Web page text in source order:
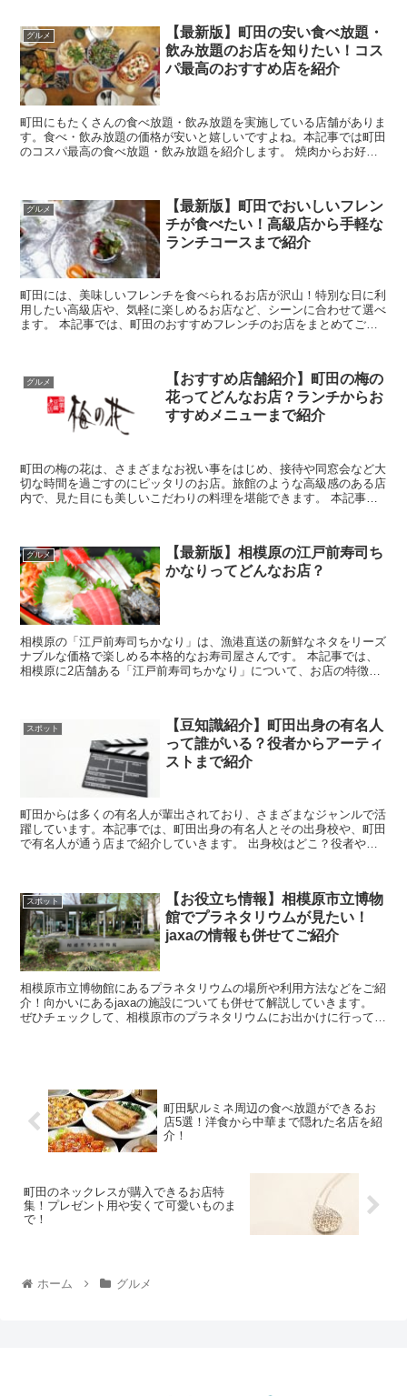
グルメ
【最新版】町田の安い食べ放題・
飲み放題のお店を知りたい！コス
パ最高のおすすめ店を紹介
町田にもたくさんの食べ放題・飲み放題を実施している店舗がありま
す。食べ・飲み放題の価格が安いと嬉しいですよね。本記事では町田
のコスパ最高の食べ放題・飲み放題を紹介します。 焼肉からお好み
グルメ
【最新版】町田でおいしいフレン
チが食べたい！高級店から手軽な
ランチコースまで紹介
町田には、美味しいフレンチを食べられるお店が沢山！特別な日に利
用したい高級店や、気軽に楽しめるお店など、シーンに合わせて選べ
ます。 本記事では、町田のおすすめフレンチのお店をまとめてご紹
グルメ
【おすすめ店舗紹介】町田の梅の
花ってどんなお店？ランチからお
すすめメニューまで紹介
町田の梅の花は、さまざまなお祝い事をはじめ、接待や同窓会など大
切な時間を過ごすのにピッタリのお店。旅館のような高級感のある店
内で、見た目にも美しいこだわりの料理を堪能できます。 本記事で
グルメ
【最新版】相模原の江戸前寿司ち
かなりってどんなお店？
相模原の「江戸前寿司ちかなり」は、漁港直送の新鮮なネタをリーズ
ナブルな価格で楽しめる本格的なお寿司屋さんです。 本記事では、
相模原に2店舗ある「江戸前寿司ちかなり」について、お店の特徴や
スポット
【豆知識紹介】町田出身の有名人
って誰がいる？役者からアーティ
ストまで紹介
町田からは多くの有名人が輩出されており、さまざまなジャンルで活
躍しています。本記事では、町田出身の有名人とその出身校や、町田
で有名人が通う店まで紹介していきます。 出身校はどこ？役者やア
スポット
【お役立ち情報】相模原市立博物
館でプラネタリウムが見たい！
jaxaの情報も併せてご紹介
相模原市立博物館にあるプラネタリウムの場所や利用方法などをご紹
介！向かいにあるjaxaの施設についても併せて解説していきます。
ぜひチェックして、相模原市のプラネタリウムにお出かけに行ってみ
町田駅ルミネ周辺の食べ放題ができるお
店5選！洋食から中華まで隠れた名店を紹
介！
町田のネックレスが購入できるお店特
集！プレゼント用や安くて可愛いものま
で！
ホーム グルメ